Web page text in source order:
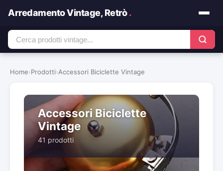
Arredamento Vintage, Retrò.
Home›Prodotti›Accessori Biciclette Vintage
Accessori Biciclette
Vintage
41 prodotti